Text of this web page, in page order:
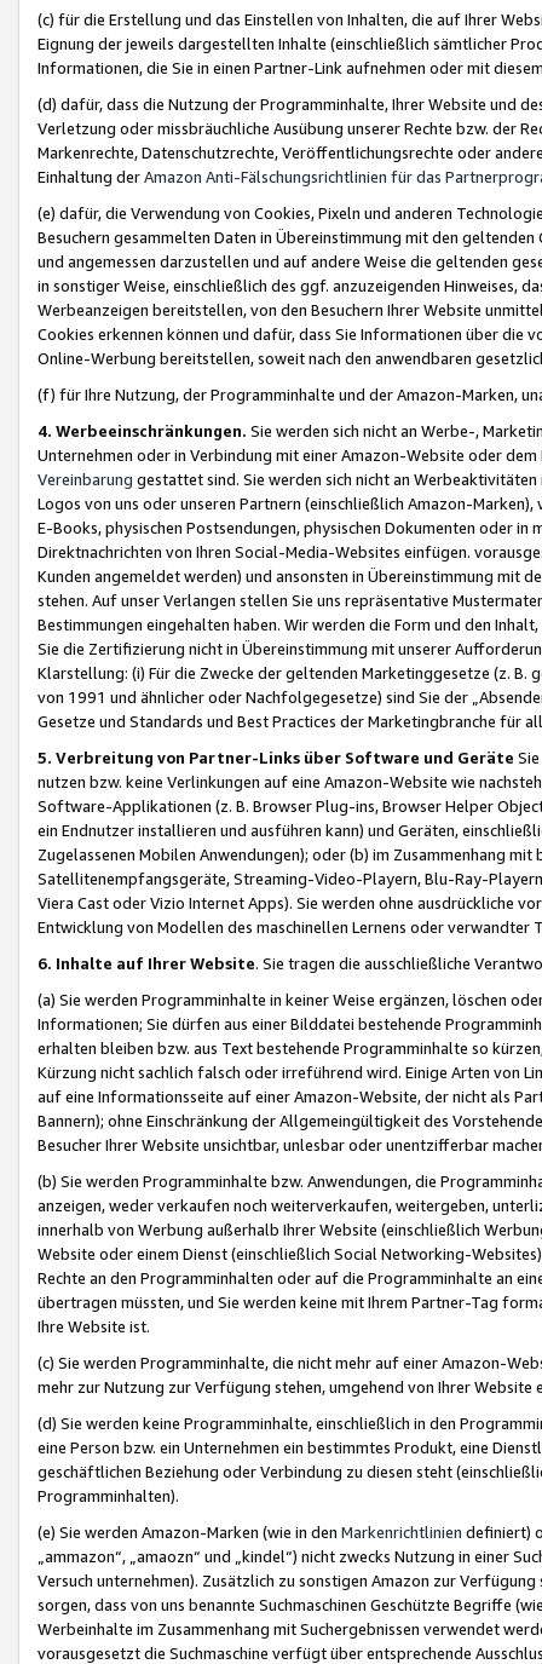
(c) für die Erstellung und das Einstellen von Inhalten, die auf Ihrer
Eignung der jeweils dargestellten Inhalte (einschließlich sämtlicher
Informationen, die Sie in einen Partner-Link aufnehmen oder mit
(d) dafür, dass die Nutzung der Programminhalte, Ihrer Website und
Verletzung oder missbräuchliche Ausübung unserer Rechte bzw. der
Markenrechte, Datenschutzrechte, Veröffentlichungsrechte oder
Einhaltung derAmazon Anti-Fälschungsrichtlinien für das
(e) dafür, die Verwendung von Cookies, Pixeln und anderen
Besuchern gesammelten Daten in Übereinstimmung mit den
und angemessen darzustellen und auf andere Weise die geltenden
in sonstiger Weise, einschließlich des ggf. anzuzeigenden Hinweises,
Werbeanzeigen bereitstellen, von den Besuchern Ihrer Website
Cookies erkennen können und dafür, dass Sie Informationen über die
Online-Werbung bereitstellen, soweit nach den anwendbaren
(f) für Ihre Nutzung, der Programminhalte und der Amazon-Marken,
4. Werbeeinschränkungen. Sie werden sich nicht an Werbe-,
Unternehmen oder in Verbindung mit einer Amazon-Website oder
Vereinbarung gestattet sind. Sie werden sich nicht an
Logos von uns oder unseren Partnern (einschließlich Amazon-
E-Books, physischen Postsendungen, physischen Dokumenten oder in
Direktnachrichten von Ihren Social-Media-Websites einfügen.
Kunden angemeldet werden) und ansonsten in Übereinstimmung mit
stehen. Auf unser Verlangen stellen Sie uns repräsentative
Bestimmungen eingehalten haben. Wir werden die Form und den
Sie die Zertifizierung nicht in Übereinstimmung mit unserer
Klarstellung: (i) Für die Zwecke der geltenden Marketinggesetze (z. B.
von 1991 und ähnlicher oder Nachfolgegesetze) sind Sie der
Gesetze und Standards und Best Practices der Marketingbranche für
5. Verbreitung von Partner-Links über Software und Geräte
nutzen bzw. keine Verlinkungen auf eine Amazon-Website wie
Software-Applikationen (z. B. Browser Plug-ins, Browser Helper
ein Endnutzer installieren und ausführen kann) und Geräten,
Zugelassenen Mobilen Anwendungen); oder (b) im Zusammenhang
Satellitenempfangsgeräte, Streaming-Video-Playern, Blu-Ray-
Viera Cast oder Vizio Internet Apps). Sie werden ohne ausdrückliche
Entwicklung von Modellen des maschinellen Lernens oder
6. Inhalte auf Ihrer Website. Sie tragen die ausschließliche
(a) Sie werden Programminhalte in keiner Weise ergänzen, löschen
Informationen; Sie dürfen aus einer Bilddatei bestehende
erhalten bleiben bzw. aus Text bestehende Programminhalte so
Kürzung nicht sachlich falsch oder irreführend wird. Einige Arten von
auf eine Informationsseite auf einer Amazon-Website, der nicht als
Bannern); ohne Einschränkung der Allgemeingültigkeit des
Besucher Ihrer Website unsichtbar, unlesbar oder unentzifferbar
(b) Sie werden Programminhalte bzw. Anwendungen, die
anzeigen, weder verkaufen noch weiterverkaufen, weitergeben,
innerhalb von Werbung außerhalb Ihrer Website (einschließlich
Website oder einem Dienst (einschließlich Social Networking-
Rechte an den Programminhalten oder auf die Programminhalte an
übertragen müssten, und Sie werden keine mit Ihrem Partner-Tag
Ihre Website ist.
(c) Sie werden Programminhalte, die nicht mehr auf einer Amazon-
mehr zur Nutzung zur Verfügung stehen, umgehend von Ihrer
(d) Sie werden keine Programminhalte, einschließlich in den
eine Person bzw. ein Unternehmen ein bestimmtes Produkt, eine
geschäftlichen Beziehung oder Verbindung zu diesen steht
Programminhalten).
(e) Sie werden Amazon-Marken (wie in den Markenrichtlinien definiert)
„ammazon“, „amaozn“ und „kindel“) nicht zwecks Nutzung in einer
Versuch unternehmen). Zusätzlich zu sonstigen Amazon zur
sorgen, dass von uns benannte Suchmaschinen Geschützte Begriffe
Werbeinhalte im Zusammenhang mit Suchergebnissen verwendet
vorausgesetzt die Suchmaschine verfügt über entsprechende